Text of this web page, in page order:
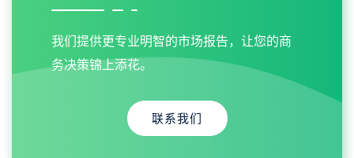
我们提供更专业明智的市场报告，让您的商
务决策锦上添花。
联系我们